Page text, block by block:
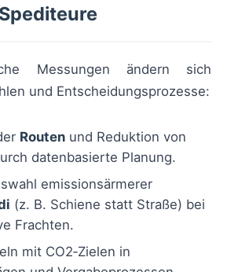
Messungen ändern sich
und Entscheidungsprozesse:
Routen und Reduktion von
datenbasierte Planung.
emissionsärmerer
(z. B. Schiene statt Straße) bei
Frachten.
mit CO2‑Zielen in